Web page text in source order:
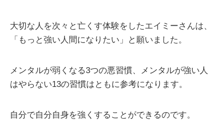
大切な人を次々と亡くす体験をしたエイミーさんは、
「もっと強い人間になりたい」と願いました。
メンタルが弱くなる3つの悪習慣、メンタルが強い人
はやらない13の習慣はともに参考になります。
自分で自分自身を強くすることができるのです。